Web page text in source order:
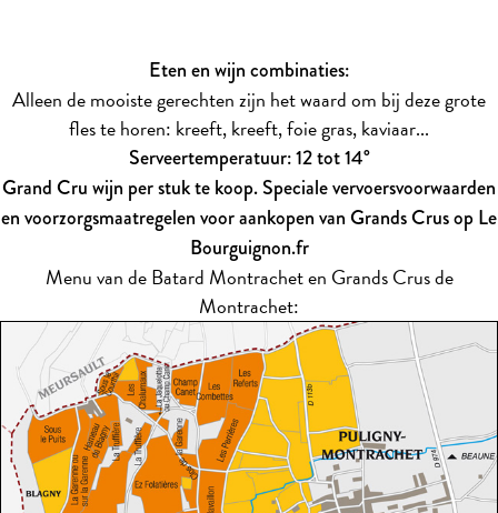
Eten en wijn combinaties:
Alleen de mooiste gerechten zijn het waard om bij deze grote
fles te horen: kreeft, kreeft, foie gras, kaviaar...
Serveertemperatuur: 12 tot 14°
Grand Cru wijn per stuk te koop. Speciale vervoersvoorwaarden
en voorzorgsmaatregelen voor aankopen van Grands Crus op Le
Bourguignon.fr
Menu van de Batard Montrachet en Grands Crus de
Montrachet: